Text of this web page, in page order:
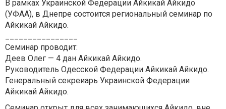
В рамках Украинской Федерации Айкикай Айкидо
(УФАА), в Днепре состоится региональный семинар по
Айкикай Айкидо.
Семинар проводит:
Деев Олег — 4 дан Айкикай Айкидо.
Руководитель Одесской Федерации Айкикай Айкидо.
Генеральный секреиарь Украинской Федерации
Айкикай Айкидо.